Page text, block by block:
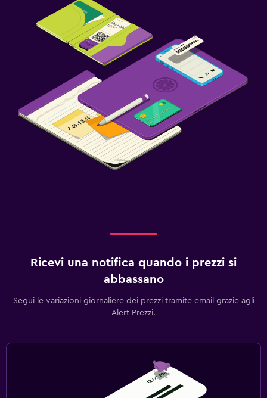
Ricevi una notifica quando i prezzi si
abbassano
Segui le variazioni giornaliere dei prezzi tramite email grazie agli
Alert Prezzi.